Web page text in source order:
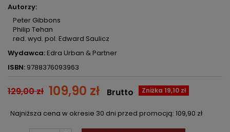
Autorzy:
Peter Gibbons
Philip Tehan
red. wyd. pol. Edward Saulicz
Wydawca:Edra Urban & Partner
ISBN: 9788376093963
129,00 zł 109,90 zł Zniżka 19,10 zł
Brutto
Najniższa cena w okresie 30 dni przed promocją: 109,90 zł